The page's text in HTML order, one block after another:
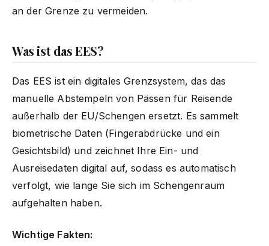
an der Grenze zu vermeiden.
Was ist das EES?
Das EES ist ein digitales Grenzsystem, das das
manuelle Abstempeln von Pässen für Reisende
außerhalb der EU/Schengen ersetzt. Es sammelt
biometrische Daten (Fingerabdrücke und ein
Gesichtsbild) und zeichnet Ihre Ein- und
Ausreisedaten digital auf, sodass es automatisch
verfolgt, wie lange Sie sich im Schengenraum
aufgehalten haben.
Wichtige Fakten: